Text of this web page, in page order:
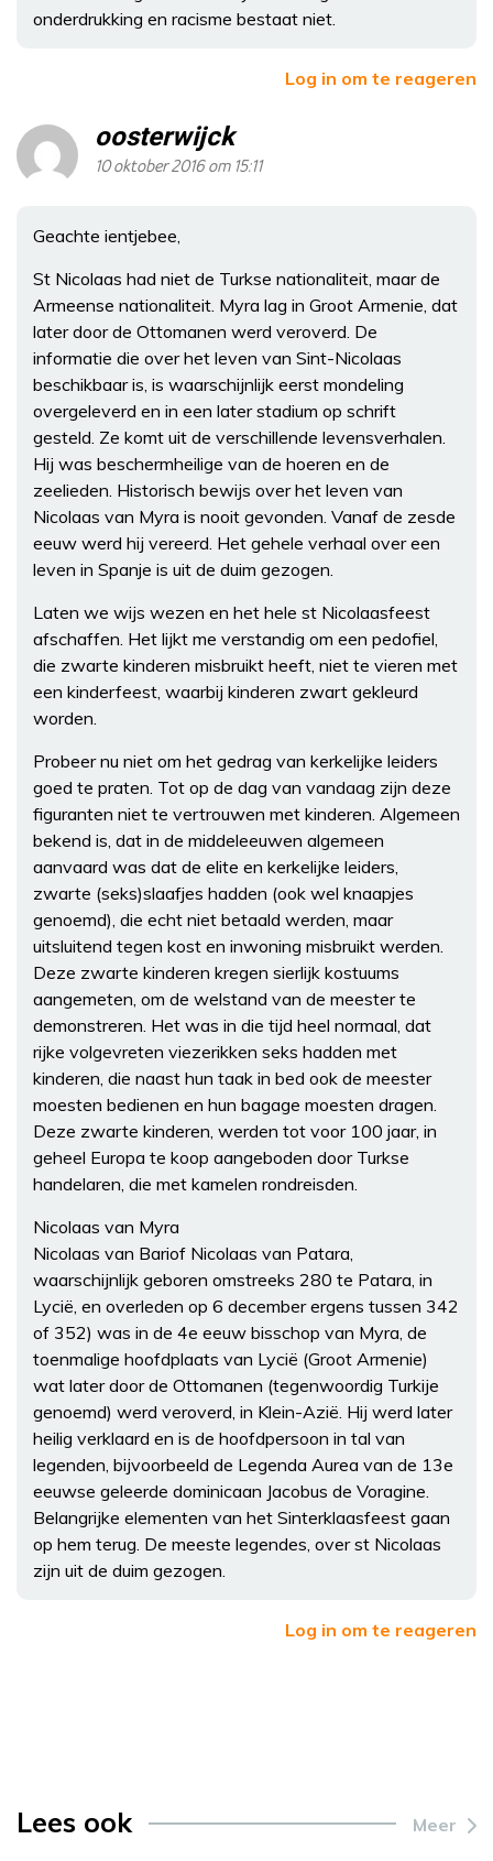
onderdrukking en racisme bestaat niet.
Log in om te reageren
oosterwijck
10 oktober 2016 om 15:11
Geachte ientjebee,
St Nicolaas had niet de Turkse nationaliteit, maar de
Armeense nationaliteit. Myra lag in Groot Armenie, dat
later door de Ottomanen werd veroverd. De
informatie die over het leven van Sint-Nicolaas
beschikbaar is, is waarschijnlijk eerst mondeling
overgeleverd en in een later stadium op schrift
gesteld. Ze komt uit de verschillende levensverhalen.
Hij was beschermheilige van de hoeren en de
zeelieden. Historisch bewijs over het leven van
Nicolaas van Myra is nooit gevonden. Vanaf de zesde
eeuw werd hij vereerd. Het gehele verhaal over een
leven in Spanje is uit de duim gezogen.
Laten we wijs wezen en het hele st Nicolaasfeest
afschaffen. Het lijkt me verstandig om een pedofiel,
die zwarte kinderen misbruikt heeft, niet te vieren met
een kinderfeest, waarbij kinderen zwart gekleurd
worden.
Probeer nu niet om het gedrag van kerkelijke leiders
goed te praten. Tot op de dag van vandaag zijn deze
figuranten niet te vertrouwen met kinderen. Algemeen
bekend is, dat in de middeleeuwen algemeen
aanvaard was dat de elite en kerkelijke leiders,
zwarte (seks)slaafjes hadden (ook wel knaapjes
genoemd), die echt niet betaald werden, maar
uitsluitend tegen kost en inwoning misbruikt werden.
Deze zwarte kinderen kregen sierlijk kostuums
aangemeten, om de welstand van de meester te
demonstreren. Het was in die tijd heel normaal, dat
rijke volgevreten viezerikken seks hadden met
kinderen, die naast hun taak in bed ook de meester
moesten bedienen en hun bagage moesten dragen.
Deze zwarte kinderen, werden tot voor 100 jaar, in
geheel Europa te koop aangeboden door Turkse
handelaren, die met kamelen rondreisden.
Nicolaas van Myra
Nicolaas van Bariof Nicolaas van Patara,
waarschijnlijk geboren omstreeks 280 te Patara, in
Lycië, en overleden op 6 december ergens tussen 342
of 352) was in de 4e eeuw bisschop van Myra, de
toenmalige hoofdplaats van Lycië (Groot Armenie)
wat later door de Ottomanen (tegenwoordig Turkije
genoemd) werd veroverd, in Klein-Azië. Hij werd later
heilig verklaard en is de hoofdpersoon in tal van
legenden, bijvoorbeeld de Legenda Aurea van de 13e
eeuwse geleerde dominicaan Jacobus de Voragine.
Belangrijke elementen van het Sinterklaasfeest gaan
op hem terug. De meeste legendes, over st Nicolaas
zijn uit de duim gezogen.
Log in om te reageren
Lees ook Meer